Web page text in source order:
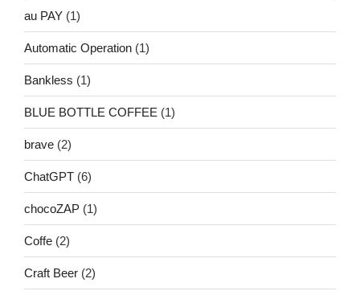
au PAY (1)
Automatic Operation (1)
Bankless (1)
BLUE BOTTLE COFFEE (1)
brave (2)
ChatGPT (6)
chocoZAP (1)
Coffe (2)
Craft Beer (2)